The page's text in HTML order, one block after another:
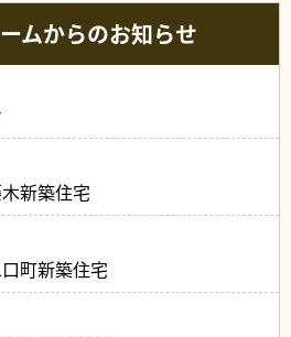
ムからのお知らせ
新築住宅
町新築住宅